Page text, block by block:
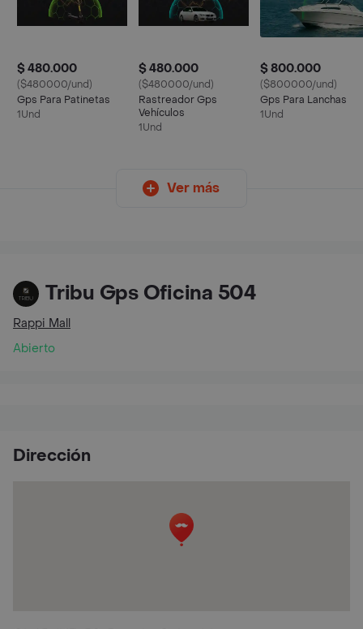
$ 480.000
($480000/und)
Gps Para Patinetas
1Und
$ 480.000
($480000/und)
Rastreador Gps
Vehículos
1Und
$ 800.000
($800000/und)
Gps Para Lanchas
1Und
Ver más
Tribu Gps Oficina 504
Rappi Mall
Abierto
Dirección